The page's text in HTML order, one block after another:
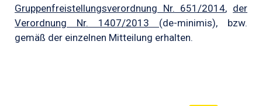
Gruppenfreistellungsverordnung Nr. 651/2014, der
Verordnung Nr. 1407/2013 (de-minimis), bzw.
gemäß der einzelnen Mitteilung erhalten.